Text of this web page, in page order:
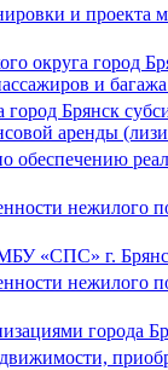
и проекта
округа город
и
Брянск
аренды
«СПС» г.
города